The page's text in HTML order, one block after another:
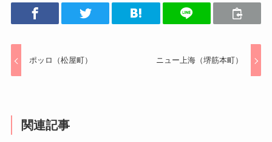
ポッロ（松屋町） ニュー上海（堺筋本町）
関連記事